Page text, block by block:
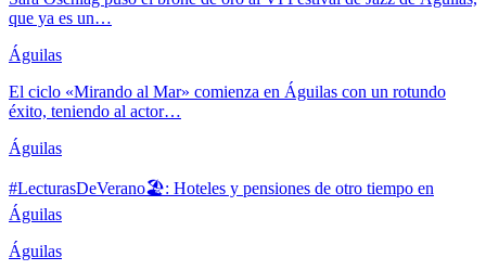
que ya es un…
Águilas
El ciclo «Mirando al Mar» comienza en Águilas con un rotundo
éxito, teniendo al actor…
Águilas
#LecturasDeVerano🏖: Hoteles y pensiones de otro tiempo en
Águilas
Águilas